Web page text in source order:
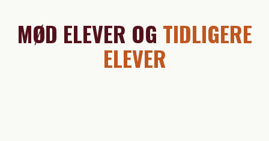
MØD ELEVER OG TIDLIGERE
ELEVER